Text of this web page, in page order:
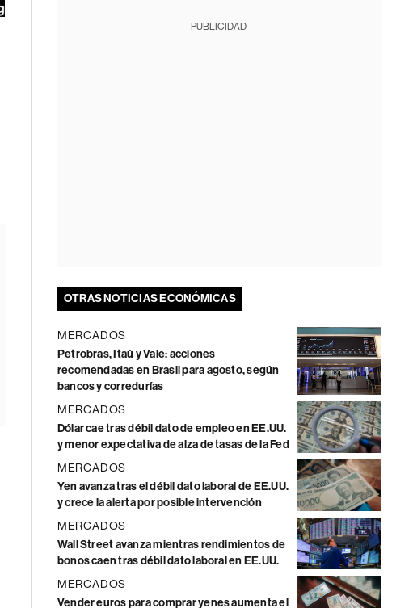
PUBLICIDAD
OTRAS NOTICIAS ECONÓMICAS
MERCADOS
Petrobras, Itaú y Vale: acciones
recomendadas en Brasil para agosto, según
bancos y corredurías
MERCADOS
Dólar cae tras débil dato de empleo en EE.UU.
y menor expectativa de alza de tasas de la Fed
MERCADOS
Yen avanza tras el débil dato laboral de EE.UU.
y crece la alerta por posible intervención
MERCADOS
Wall Street avanza mientras rendimientos de
bonos caen tras débil dato laboral en EE.UU.
MERCADOS
Vender euros para comprar yenes aumenta el